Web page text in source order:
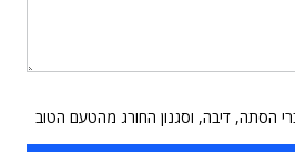
הסתה, דיבה, וסגנון החורג מהטעם הטוב